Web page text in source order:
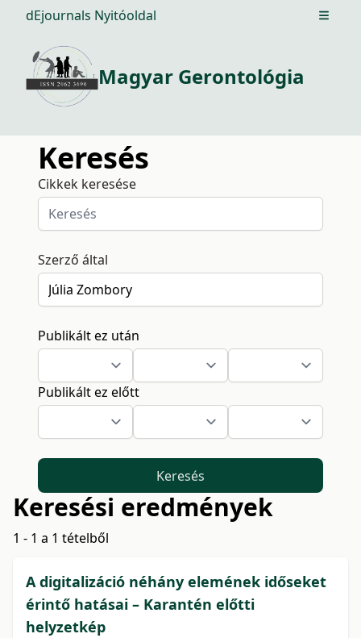
dEjournals Nyitóoldal Open
Magyar Gerontológia
Keresés
Cikkek keresése
Szerző által
Publikált ez után
Publikált ez előtt
Keresés
Keresési eredmények
1 - 1 a 1 tételből
A digitalizáció néhány elemének időseket
érintő hatásai – Karantén előtti
helyzetkép